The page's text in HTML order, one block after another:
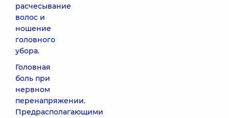
расчесывание
волос и
ношение
головного
убора.
Головная
боль при
нервном
перенапряжении.
Предрасполагающими